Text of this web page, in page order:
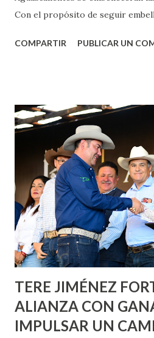
Con el propósito de seguir
municipal, Leo Montañez dio
Corazón Urbano y el Municipio
informó que en este programa
metros cuadrados de pintura,
Nieto, entre Jesús F. Elizondo y
lo que se aplicará pintura en 66
llevará este programa a Villas de
Asunción, Avenida Alameda y
los edificios FOVISSSTE Ojo de
Norias de Paso Hondo y en los
COMPARTIR PUBLICAR UN
TERE JIMÉNEZ
ALIANZA CON
IMPULSAR UN